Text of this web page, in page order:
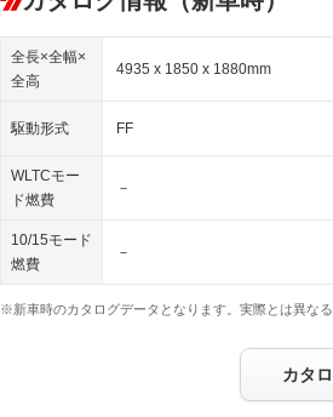
全長×全幅×
全高
4935 x 1850 x 1880mm
駆動形式 FF
WLTCモー
ド燃費
－
10/15モード
燃費
－
※新車時のカタログデータとなります。実際とは異な
カタ